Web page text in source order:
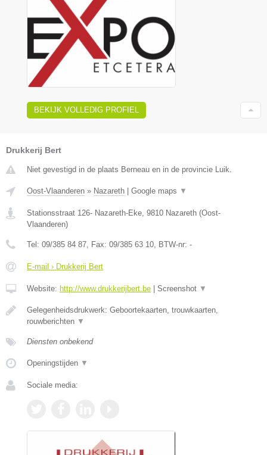
BEKIJK VOLLEDIG PROFIEL
Drukkerij Bert
Niet gevestigd in de plaats Berneau en in de provincie Luik.
Oost-Vlaanderen » Nazareth Google maps ▼
Stationsstraat 126- Nazareth-Eke, 9810 Nazareth (Oost-
Vlaanderen)
Tel: 09/385 84 87, Fax: 09/385 63 10, BTW-nr: -
E-mail › Drukkerij Bert
Website: http://www.drukkerijbert.be Screenshot ▼
Gelegenheidsdrukwerk: Geboortekaarten, trouwkaarten,
rouwberichten ▼
Diensten onbekend
Openingstijden ▼
Sociale media: